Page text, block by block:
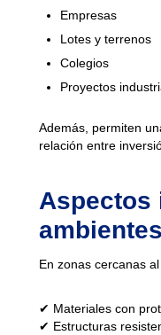
Empresas
Lotes y terrenos
Colegios
Proyectos
Además, permiten
relación entre
Aspectos
En zonas cercanas
✔ Materiales con
✔ Estructuras